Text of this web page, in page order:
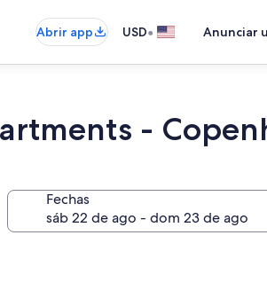
Abrir app USD• Anunciar
-
Fechas